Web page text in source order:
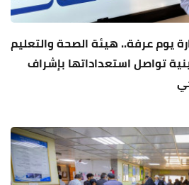
يوم عرفة.. هيئة الصحة والتعليم
تواصل استعداداتها بإشراف